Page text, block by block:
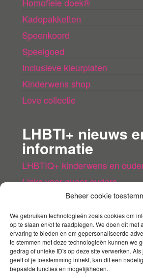
Beheer cookie
We gebruiken technologieën zoals cookies om
op te slaan en/of te raadplegen. We doen dit met
ervaring te bieden en om gepersonaliseerde
te stemmen met deze technologieën kunnen we
gedrag of unieke ID's op deze site verwerken.
geeft of je toestemming intrekt, kan dit een
bepaalde functies en mogelijkheden.
Homofiele doek®
Kadopakketten
Speenkoord
Speelgoed
Inclusieve kleurplaten
Kinderwens shop
Love collectie
LHBTI+ nieuws
informatie
LHBTIQ+ kinderwens en
Links voor queer ouders
LHBTI+ (kinder)boeken
Queer agenda
Mijn account
Contact